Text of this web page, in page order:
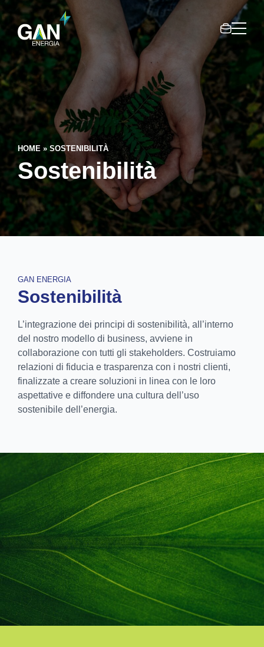
AreaGan
HOME »SOSTENIBILITÀ
Sostenibilità
GAN ENERGIA
Sostenibilità
L’integrazione dei principi di sostenibilità, all’interno
del nostro modello di business, avviene in
collaborazione con tutti gli stakeholders. Costruiamo
relazioni di fiducia e trasparenza con i nostri clienti,
finalizzate a creare soluzioni in linea con le loro
aspettative e diffondere una cultura dell’uso
sostenibile dell’energia.